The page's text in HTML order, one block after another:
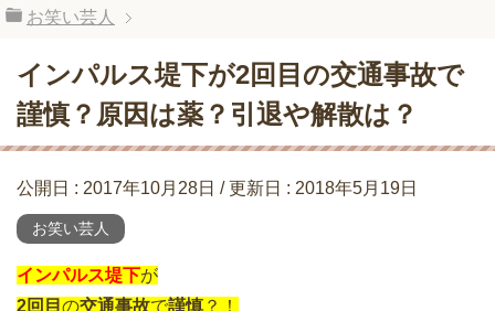
お笑い芸人
インパルス堤下が2回目の交通事故で
謹慎？原因は薬？引退や解散は？
公開日 : 2017年10月28日 / 更新日 : 2018年5月19日
お笑い芸人
インパルス堤下が
2回目 の交通事故で謹慎 ？！